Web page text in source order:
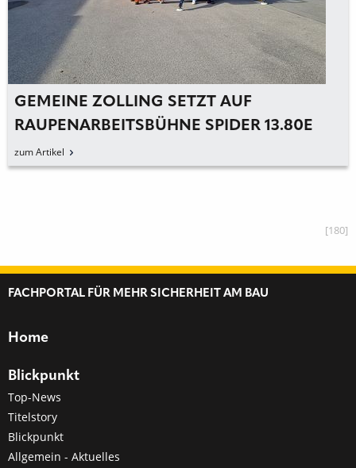
GEMEINE ZOLLING SETZT AUF
RAUPENARBEITSBÜHNE SPIDER 13.80E
zum Artikel
[180]
FACHPORTAL FÜR MEHR SICHERHEIT AM BAU
Home
Blickpunkt
Top-News
Titelstory
Blickpunkt
Allgemein - Aktuelles